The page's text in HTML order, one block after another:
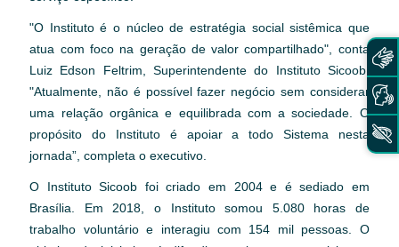
"O Instituto é o núcleo de estratégia social sistêmica que
atua com foco na geração de valor compartilhado", conta
Luiz Edson Feltrim, Superintendente do Instituto Sicoob.
"Atualmente, não é possível fazer negócio sem considerar
uma relação orgânica e equilibrada com a sociedade. O
propósito do Instituto é apoiar a todo Sistema nesta
jornada”, completa o executivo.
O Instituto Sicoob foi criado em 2004 e é sediado em
Brasília. Em 2018, o Instituto somou 5.080 horas de
trabalho voluntário e interagiu com 154 mil pessoas. O